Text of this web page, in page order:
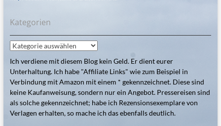
Kategorien
Kategorien
Ich verdiene mit diesem Blog kein Geld. Er dient eurer
Unterhaltung. Ich habe "Affiliate Links" wie zum Beispiel in
Verbindung mit Amazon mit einem * gekennzeichnet. Diese sind
keine Kaufanweisung, sondern nur ein Angebot. Pressereisen sind
als solche gekennzeichnet; habe ich Rezensionsexemplare von
Verlagen erhalten, so mache ich das ebenfalls deutlich.